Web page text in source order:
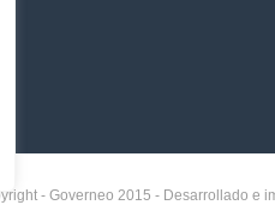
- Governeo 2015 - Desarrollado e